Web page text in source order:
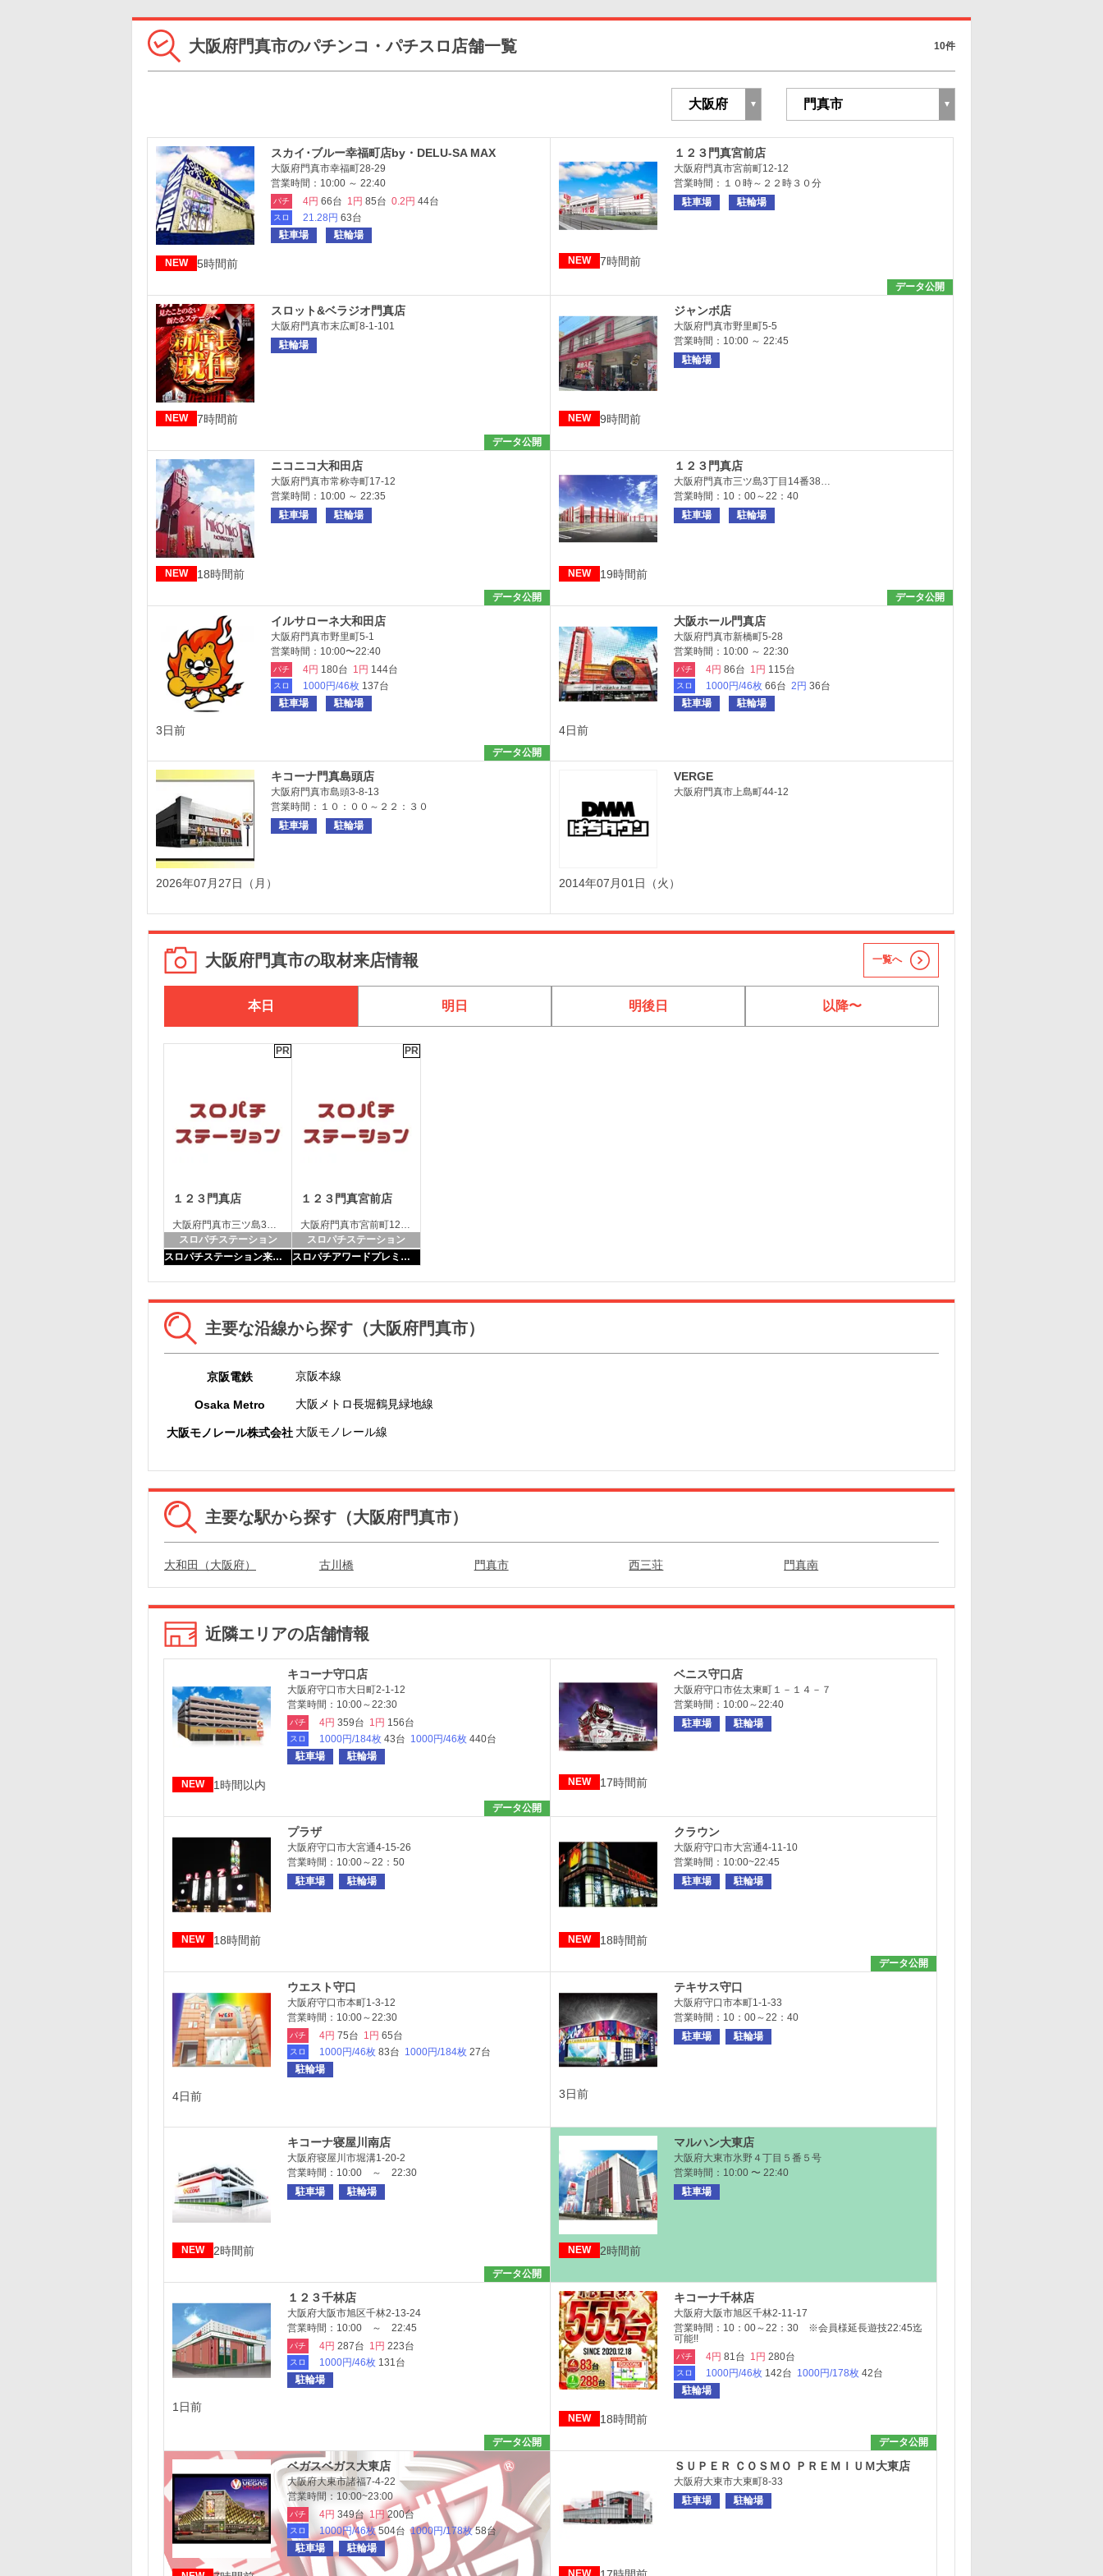
大阪府門真市のパチンコ・パチスロ店舗一覧 10件
スカイ･ブルー幸福町店by・DELU-SA MAX
大阪府門真市幸福町28-29
営業時間：10:00 ～ 22:40
パチ 4円 66台 1円 85台 0.2円 44台
スロ 21.28円 63台
駐車場
駐輪場
NEW 5時間前
１２３門真宮前店
大阪府門真市宮前町12-12
営業時間：１０時～２２時３０分
駐車場
駐輪場
NEW 7時間前
データ公開
スロット&ベラジオ門真店
大阪府門真市末広町8-1-101
駐輪場
NEW 7時間前
データ公開
ジャンボ店
大阪府門真市野里町5-5
営業時間：10:00 ～ 22:45
駐輪場
NEW 9時間前
ニコニコ大和田店
大阪府門真市常称寺町17-12
営業時間：10:00 ～ 22:35
駐車場
駐輪場
NEW 18時間前
データ公開
１２３門真店
大阪府門真市三ツ島3丁目14番38…
営業時間：10：00～22：40
駐車場
駐輪場
NEW 19時間前
データ公開
イルサローネ大和田店
大阪府門真市野里町5-1
営業時間：10:00〜22:40
パチ 4円 180台 1円 144台
スロ 1000円/46枚 137台
駐車場
駐輪場
3日前
データ公開
大阪ホール門真店
大阪府門真市新橋町5-28
営業時間：10:00 ～ 22:30
パチ 4円 86台 1円 115台
スロ 1000円/46枚 66台 2円 36台
駐車場
駐輪場
4日前
キコーナ門真島頭店
大阪府門真市島頭3-8-13
営業時間：１０：００～２２：３０
駐車場
駐輪場
2026年07月27日（月）
VERGE
大阪府門真市上島町44-12
2014年07月01日（火）
大阪府門真市の取材来店情報 一覧へ
本日 明日 明後日 以降〜
PR
１２３門真店
大阪府門真市三ツ島3丁目14番38号
スロパチステーション
スロパチステーション来店取材
PR
１２３門真宮前店
大阪府門真市宮前町12-12
スロパチステーション
スロパチアワードプレミアム景品入荷
主要な沿線から探す（大阪府門真市）
京阪電鉄 京阪本線
Osaka Metro 大阪メトロ長堀鶴見緑地線
大阪モノレール株式会社 大阪モノレール線
主要な駅から探す（大阪府門真市）
大和田（大阪府） 古川橋 門真市 西三荘 門真南
近隣エリアの店舗情報
キコーナ守口店
大阪府守口市大日町2-1-12
営業時間：10:00～22:30
パチ 4円 359台 1円 156台
スロ 1000円/184枚 43台 1000円/46枚 440台
駐車場
駐輪場
NEW 1時間以内
データ公開
ベニス守口店
大阪府守口市佐太東町１－１４－７
営業時間：10:00～22:40
駐車場
駐輪場
NEW 17時間前
プラザ
大阪府守口市大宮通4-15-26
営業時間：10:00～22：50
駐車場
駐輪場
NEW 18時間前
クラウン
大阪府守口市大宮通4-11-10
営業時間：10:00~22:45
駐車場
駐輪場
NEW 18時間前
データ公開
ウエスト守口
大阪府守口市本町1-3-12
営業時間：10:00～22:30
パチ 4円 75台 1円 65台
スロ 1000円/46枚 83台 1000円/184枚 27台
駐輪場
4日前
テキサス守口
大阪府守口市本町1-1-33
営業時間：10：00～22：40
駐車場
駐輪場
3日前
キコーナ寝屋川南店
大阪府寝屋川市堀溝1-20-2
営業時間：10:00 ～ 22:30
駐車場
駐輪場
NEW 2時間前
データ公開
マルハン大東店
大阪府大東市氷野４丁目５番５号
営業時間：10:00 〜 22:40
駐車場
NEW 2時間前
１２３千林店
大阪府大阪市旭区千林2-13-24
営業時間：10:00 ～ 22:45
パチ 4円 287台 1円 223台
スロ 1000円/46枚 131台
駐輪場
1日前
データ公開
キコーナ千林店
大阪府大阪市旭区千林2-11-17
営業時間：10：00～22：30 ※会員様延長遊技22:45迄
可能!!
パチ 4円 81台 1円 280台
スロ 1000円/46枚 142台 1000円/178枚 42台
駐輪場
NEW 18時間前
データ公開
ベガスベガス大東店
大阪府大東市諸福7-4-22
営業時間：10:00~23:00
パチ 4円 349台 1円 200台
スロ 1000円/46枚 504台 1000円/178枚 58台
駐車場
駐輪場
ＳＵＰＥＲ ＣＯＳＭＯ ＰＲＥＭＩＵＭ大東店
大阪府大東市大東町8-33
駐車場
駐輪場
NEW